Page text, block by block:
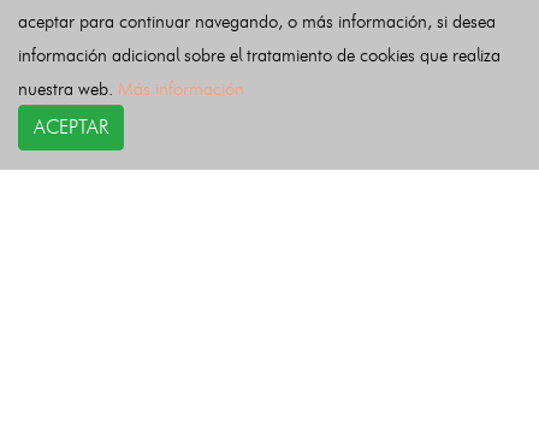
Últimas noticias
aceptar para continuar navegando, o más información, si desea
información adicional sobre el tratamiento de cookies que realiza
nuestra web. Más información
ACEPTAR